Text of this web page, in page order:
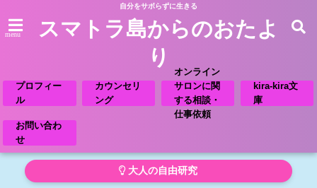
自分をサボらずに生きる
menu
スマトラ島からのおたよ
り
プロフィー
ル
カウンセリ
ング
オンライン
サロンに関
する相談・
仕事依頼
kira-kira文
庫
お問い合わ
せ
大人の自由研究